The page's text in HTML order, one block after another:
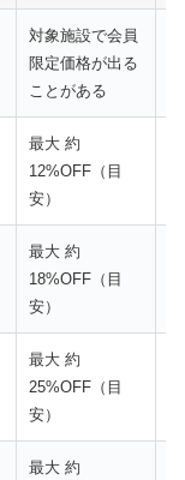
対象施設で会員
限定価格が出る
ことがある
最大 約
12%OFF（目
安）
最大 約
18%OFF（目
安）
最大 約
25%OFF（目
安）
最大 約